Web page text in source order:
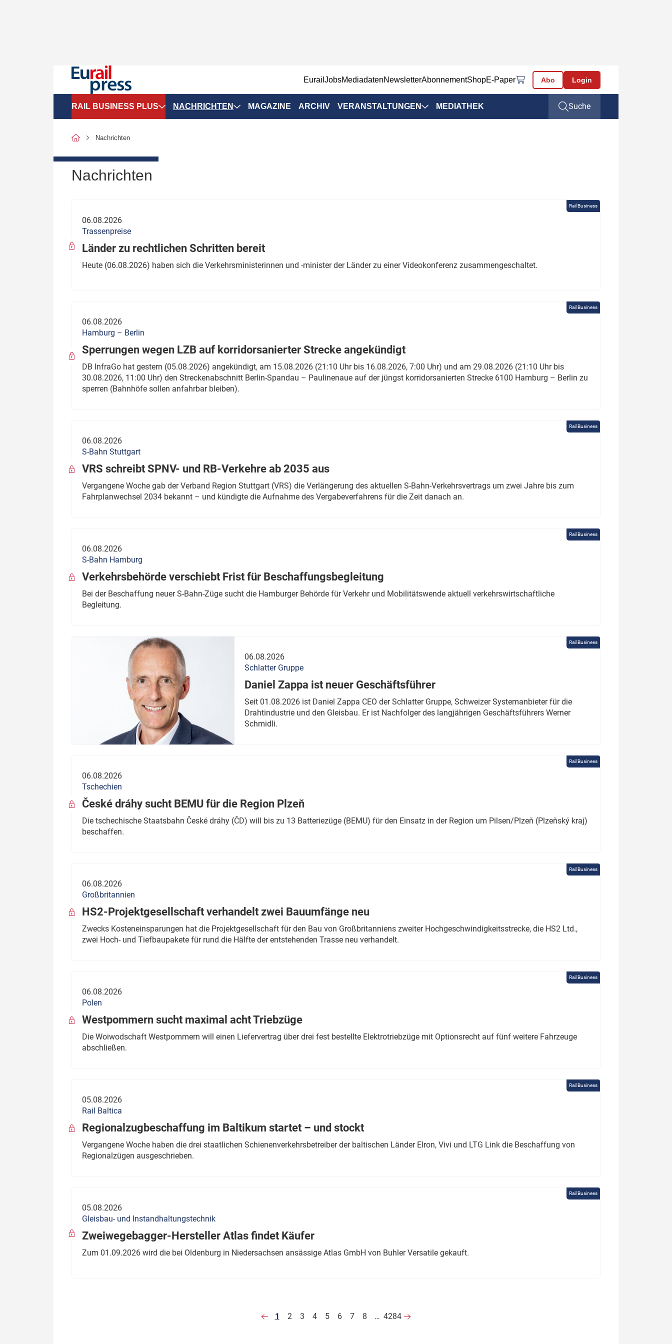
EurailJobsMediadatenNewsletterAbonnementShopE-Paper Abo Login
RAIL BUSINESS PLUS
SPNV-Marktdaten
Politik
wen?
Thema des Monats
Dossier: Generalsanierung
Dossier: ETCS
Dossier:
NACHRICHTEN MAGAZINE ARCHIV VERANSTALTUNGEN MEDIATHEK Suche
Nachrichten
Nachrichten
Rail Business
06.08.2026
Trassenpreise
Länder zu rechtlichen Schritten bereit
Heute (06.08.2026) haben sich die Verkehrsministerinnen und -minister der Länder zu einer Videokonferenz zusammengeschaltet.
Rail Business
06.08.2026
Hamburg – Berlin
Sperrungen wegen LZB auf korridorsanierter Strecke angekündigt
DB InfraGo hat gestern (05.08.2026) angekündigt, am 15.08.2026 (21:10 Uhr bis 16.08.2026, 7:00 Uhr) und am 29.08.2026 (21:10 Uhr bis
30.08.2026, 11:00 Uhr) den Streckenabschnitt Berlin-Spandau – Paulinenaue auf der jüngst korridorsanierten Strecke 6100 Hamburg – Berlin zu
sperren (Bahnhöfe sollen anfahrbar bleiben).
Rail Business
06.08.2026
S-Bahn Stuttgart
VRS schreibt SPNV- und RB-Verkehre ab 2035 aus
Vergangene Woche gab der Verband Region Stuttgart (VRS) die Verlängerung des aktuellen S-Bahn-Verkehrsvertrags um zwei Jahre bis zum
Fahrplanwechsel 2034 bekannt – und kündigte die Aufnahme des Vergabeverfahrens für die Zeit danach an.
Rail Business
06.08.2026
S-Bahn Hamburg
Verkehrsbehörde verschiebt Frist für Beschaffungsbegleitung
Bei der Beschaffung neuer S-Bahn-Züge sucht die Hamburger Behörde für Verkehr und Mobilitätswende aktuell verkehrswirtschaftliche
Begleitung.
Rail Business
06.08.2026
Schlatter Gruppe
Daniel Zappa ist neuer Geschäftsführer
Seit 01.08.2026 ist Daniel Zappa CEO der Schlatter Gruppe, Schweizer Systemanbieter für die
Drahtindustrie und den Gleisbau. Er ist Nachfolger des langjährigen Geschäftsführers Werner
Schmidli.
Rail Business
06.08.2026
Tschechien
České dráhy sucht BEMU für die Region Plzeň
Die tschechische Staatsbahn České dráhy (ČD) will bis zu 13 Batteriezüge (BEMU) für den Einsatz in der Region um Pilsen/Plzeň (Plzeňský kraj)
beschaffen.
Rail Business
06.08.2026
Großbritannien
HS2-Projektgesellschaft verhandelt zwei Bauumfänge neu
Zwecks Kosteneinsparungen hat die Projektgesellschaft für den Bau von Großbritanniens zweiter Hochgeschwindigkeitsstrecke, die HS2 Ltd.,
zwei Hoch- und Tiefbaupakete für rund die Hälfte der entstehenden Trasse neu verhandelt.
Rail Business
06.08.2026
Polen
Westpommern sucht maximal acht Triebzüge
Die Woiwodschaft Westpommern will einen Liefervertrag über drei fest bestellte Elektrotriebzüge mit Optionsrecht auf fünf weitere Fahrzeuge
abschließen.
Rail Business
05.08.2026
Rail Baltica
Regionalzugbeschaffung im Baltikum startet – und stockt
Vergangene Woche haben die drei staatlichen Schienenverkehrsbetreiber der baltischen Länder Elron, Vivi und LTG Link die Beschaffung von
Regionalzügen ausgeschrieben.
Rail Business
05.08.2026
Gleisbau- und Instandhaltungstechnik
Zweiwegebagger-Hersteller Atlas findet Käufer
Zum 01.09.2026 wird die bei Oldenburg in Niedersachsen ansässige Atlas GmbH von Buhler Versatile gekauft.
1 2 3 4 5 6 7 8 … 4284